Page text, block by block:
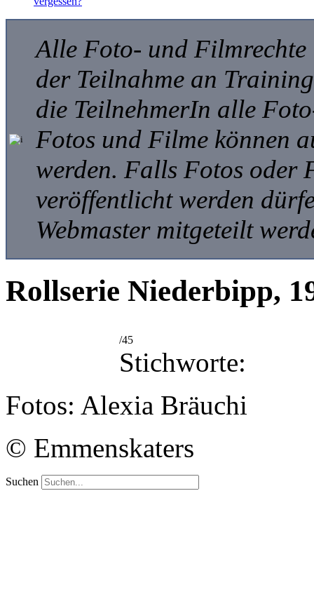
Alle Foto- und Filmrechte
der Teilnahme an
die TeilnehmerIn alle
Fotos und Filme können
werden. Falls Fotos oder
veröffentlicht werden
Webmaster mitgeteilt
Rollserie Niederbipp,
/45
Stichworte:
Fotos: Alexia Bräuchi
© Emmenskaters
Suchen